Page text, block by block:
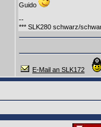
Guido
--
*** SLK280 schwarz/
E-Mail an SLK172